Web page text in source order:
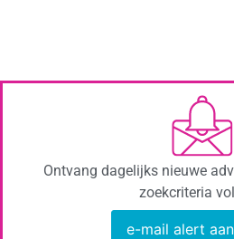
Ontvang dagelijks nieuwe
zoekcriteria
e-mail alert